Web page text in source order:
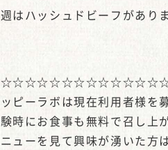
はハッシュドビーフがありま
ピーラボは現在利用者様を
時にお食事も無料で召し上
ューを見て興味が湧いた方